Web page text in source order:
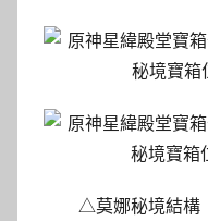
△莫娜秘境結構